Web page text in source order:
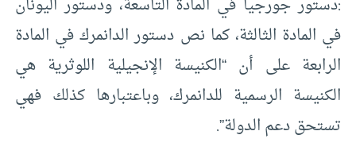
في المادة الثالثة، كما نص دستور الدانمرك في المادة
الرابعة على أن “الكنيسة الإنجيلية اللوثرية هي
الكنيسة الرسمية للدانمرك، وباعتبارها كذلك فهي
تستحق دعم الدولة”.